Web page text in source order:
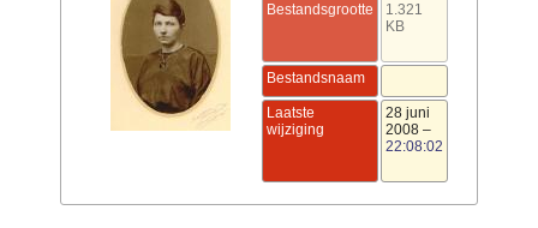
Bestandsgrootte
1.321
KB
Bestandsnaam
Laatste
wijziging
28 juni
2008–
22:08:02